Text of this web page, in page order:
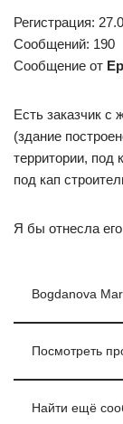
Регистрация:
Сообщений: 190
Сообщение от
Есть заказчик с
(здание
территории, под
под кап
Я бы отнесла
Bogdanova
Посмотреть
Найти ещё